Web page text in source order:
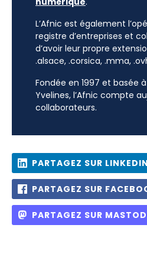
L’Afnic est également
registre d’entreprises et
d’avoir leur propre
.alsace, .corsica, .mma,
Fondée en 1997 et basée
Yvelines, l’Afnic compte
collaborateurs.
PARTAGEZ SUR LINKEDIN
PARTAGEZ SUR
PARTAGEZ SUR